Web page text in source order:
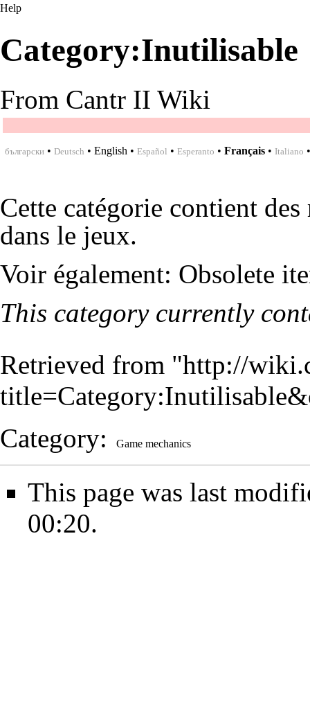
Help
Category:Inutilisable
From Cantr II Wiki
български• Deutsch • English • Español • Esperanto • Français• Italiano
Cette catégorie contient
dans le jeux.
Voir également: Obsolete
This category currently
Retrieved from "http://
Category: Game mechanics
This page was last
00:20.